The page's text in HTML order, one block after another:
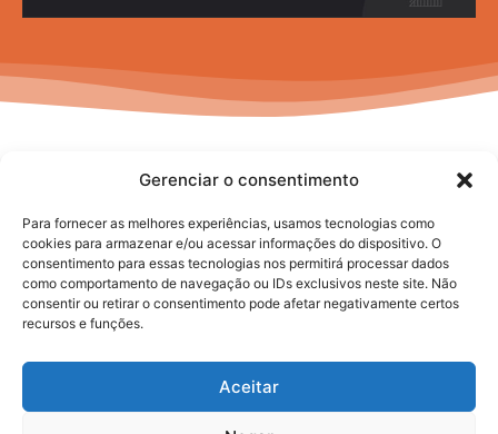
Gerenciar o consentimento
Para fornecer as melhores experiências, usamos tecnologias como
cookies para armazenar e/ou acessar informações do dispositivo. O
consentimento para essas tecnologias nos permitirá processar dados
como comportamento de navegação ou IDs exclusivos neste site. Não
consentir ou retirar o consentimento pode afetar negativamente certos
recursos e funções.
Aceitar
No posts to display